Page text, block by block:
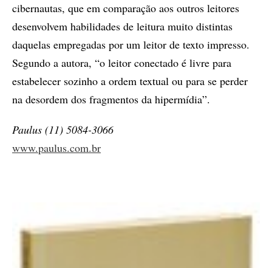
cibernautas, que em comparação aos outros leitores
desenvolvem habilidades de leitura muito distintas
daquelas empregadas por um leitor de texto impresso.
Segundo a autora, “o leitor conectado é livre para
estabelecer sozinho a ordem textual ou para se perder
na desordem dos fragmentos da hipermídia”.
Paulus (11) 5084-3066
www.paulus.com.br